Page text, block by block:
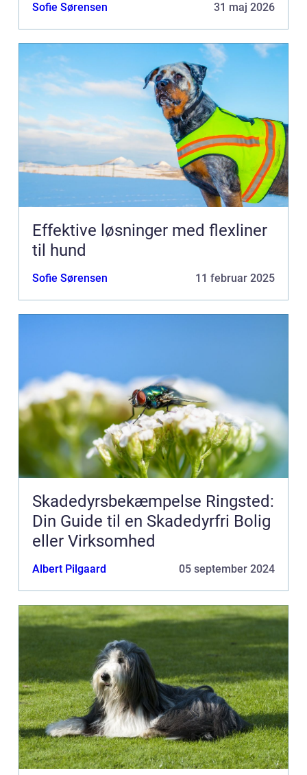
Sofie Sørensen 31 maj 2026
Effektive løsninger med flexliner
til hund
Sofie Sørensen 11 februar 2025
Skadedyrsbekæmpelse Ringsted:
Din Guide til en Skadedyrfri Bolig
eller Virksomhed
Albert Pilgaard 05 september 2024